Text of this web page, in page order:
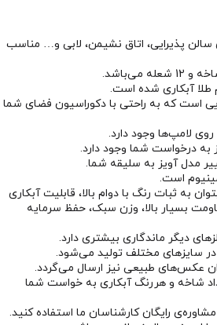
سالن پذیرایی، اتاق نشیمن، لابی و… مناسب
طلا آبکاری شده است.
است که به راحتی با دکوراسیون فضای شما
روی لامپ‌ها وجود دارد.
به درخواست شما وجود دارد.
مدل آویز به سلیقه شما.
است.
به ثبات رنگ با دوام بالا، قابلیت آبکاری
بسیار بالا، وزن سبک، حفظ سرمایه
دیگر ماندگاری بیشتری دارد.
سایزهای مختلف تولید می‌شود.
عکس‌های طبیعی نیز ارسال می‌گردد.
شاخه و هررنگ آبکاری به خواست شما
رایگان کارشناسان ما استفاده کنید.